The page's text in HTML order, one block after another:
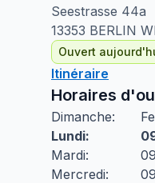
Seestrasse 44a
13353 BERLIN
Ouvert
Itinéraire
Horaires
Dimanche:
Lundi:
Mardi:
Mercredi: